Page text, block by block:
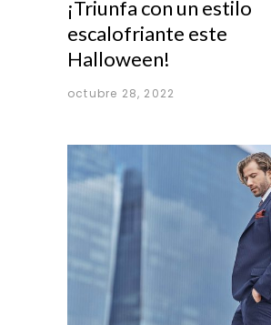
¡Triunfa con un estilo
escalofriante este
Halloween!
octubre 28, 2022